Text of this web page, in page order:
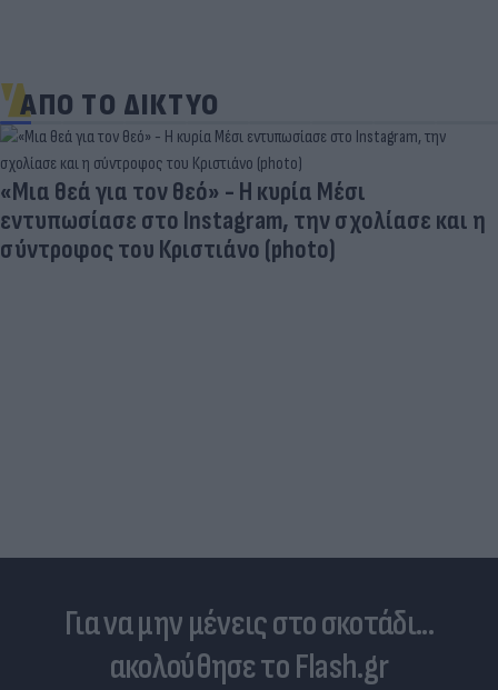
ΑΠΟ ΤΟ ΔΙΚΤΥΟ
«Μια θεά για τον θεό» - Η κυρία Μέσι
εντυπωσίασε στο Instagram, την σχολίασε και η
σύντροφος του Κριστιάνο (photo)
Για να μην μένεις στο σκοτάδι...
ακολούθησε το Flash.gr